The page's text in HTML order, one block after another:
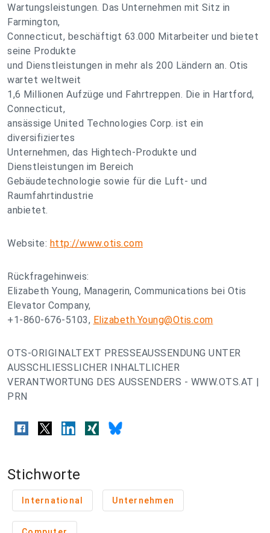
Wartungsleistungen. Das Unternehmen mit Sitz in
Farmington,
Connecticut, beschäftigt 63.000 Mitarbeiter und bietet
seine Produkte
und Dienstleistungen in mehr als 200 Ländern an. Otis
wartet weltweit
1,6 Millionen Aufzüge und Fahrtreppen. Die in Hartford,
Connecticut,
ansässige United Technologies Corp. ist ein
diversifiziertes
Unternehmen, das Hightech-Produkte und
Dienstleistungen im Bereich
Gebäudetechnologie sowie für die Luft- und
Raumfahrtindustrie
anbietet.
Website: http://www.otis.com
Rückfragehinweis:
Elizabeth Young, Managerin, Communications bei Otis
Elevator Company,
+1-860-676-5103, Elizabeth.Young@Otis.com
OTS-ORIGINALTEXT PRESSEAUSSENDUNG UNTER
AUSSCHLIESSLICHER INHALTLICHER
VERANTWORTUNG DES AUSSENDERS - WWW.OTS.AT |
PRN
Stichworte
International Unternehmen